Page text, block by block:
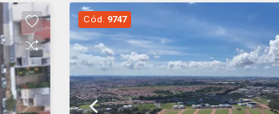
área de lazer que inclui
espaço pet, redário, área de
campo de futebol e academia
livre, perfeito para você e sua
passarem momentos
juntos.
Cód. 9747